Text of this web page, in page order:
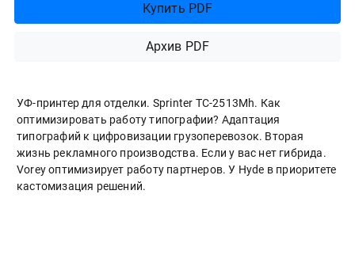
Купить PDF
Архив PDF
УФ-принтер для отделки. Sprinter ТС-2513Mh. Как
оптимизировать работу типографии? Адаптация
типографий к цифровизации грузоперевозок. Вторая
жизнь рекламного производства. Если у вас нет гибрида.
Vorey оптимизирует работу партнеров. У Hyde в приоритете
кастомизация решений.